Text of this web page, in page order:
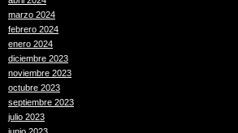
marzo 2024
febrero 2024
enero 2024
diciembre 2023
noviembre 2023
octubre 2023
septiembre 2023
julio 2023